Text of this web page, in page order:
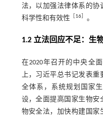
法，以加强法律体系的协
科学性和有效性
16］ 。
1.2 立法回应不足：生
在2020年召开的中央全
上，习近平总书记发表重
全体系，系统规划国家
设，全面提高国家生物安
物安全法，加快构建国家